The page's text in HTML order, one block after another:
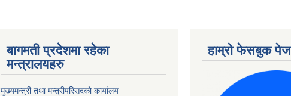
बागमती प्रदेशमा रहेका
मन्त्रालयहरु
मुख्यमन्त्री तथा मन्त्रीपरिसदको कार्यालय
हाम्रो फेसबुक पेज